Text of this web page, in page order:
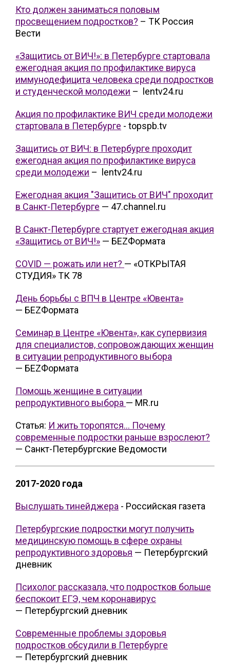
Кто должен заниматься половым
просвещением подростков? – ТК Россия
Вести
«Защитись от ВИЧ!»: в Петербурге стартовала
ежегодная акция по профилактике вируса
иммунодефицита человека среди подростков
и студенческой молодежи – lentv24.ru
Акция по профилактике ВИЧ среди молодежи
стартовала в Петербурге - topspb.tv
Защитись от ВИЧ: в Петербурге проходит
ежегодная акция по профилактике вируса
среди молодежи – lentv24.ru
Ежегодная акция "Защитись от ВИЧ" проходит
в Санкт-Петербурге — 47.channel.ru
В Санкт-Петербурге стартует ежегодная акция
«Защитись от ВИЧ!» — БЕZФормата
COVID — рожать или нет? — «ОТКРЫТАЯ
СТУДИЯ» ТК 78
День борьбы с ВПЧ в Центре «Ювента»
— БЕZФормата
Семинар в Центре «Ювента», как супервизия
для специалистов, сопровождающих женщин
в ситуации репродуктивного выбора
— БЕZФормата
Помощь женщине в ситуации
репродуктивного выбора — МR.ru
Статья: И жить торопятся... Почему
современные подростки раньше взрослеют?
— Санкт-Петербургские Ведомости
2017-2020 года
Выслушать тинейджера - Российская газета
Петербургские подростки могут получить
медицинскую помощь в сфере охраны
репродуктивного здоровья — Петербургский
дневник
Психолог рассказала, что подростков больше
беспокоит ЕГЭ, чем коронавирус
— Петербургский дневник
Современные проблемы здоровья
подростков обсудили в Петербурге
— Петербургский дневник